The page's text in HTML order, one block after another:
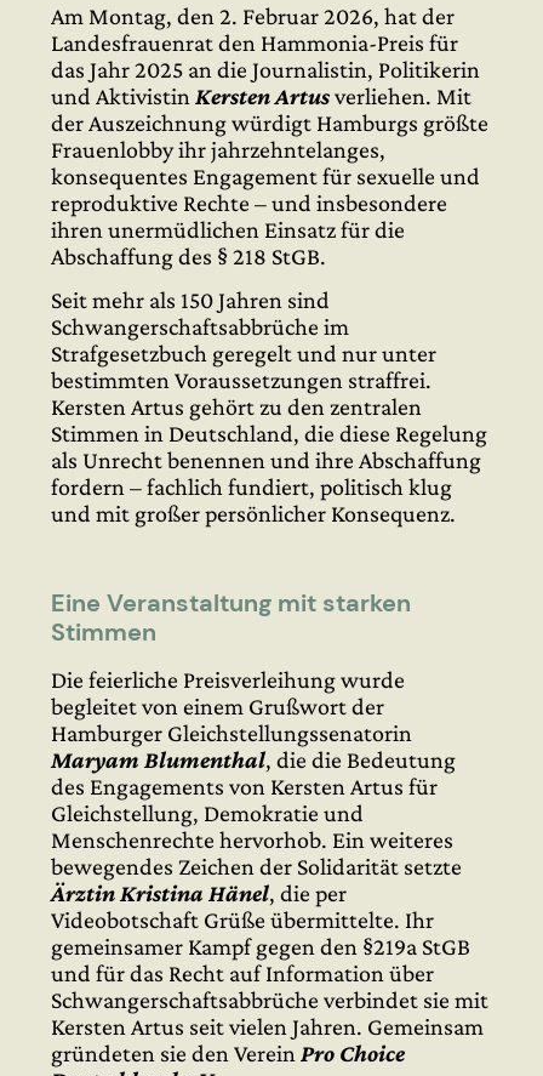
Am Montag, den 2. Februar 2026, hat der
Landesfrauenrat den Hammonia-Preis für
das Jahr 2025 an die Journalistin, Politikerin
und Aktivistin Kersten Artusverliehen. Mit
der Auszeichnung würdigt Hamburgs größte
Frauenlobby ihr jahrzehntelanges,
konsequentes Engagement für sexuelle und
reproduktive Rechte – und insbesondere
ihren unermüdlichen Einsatz für die
Abschaffung des § 218 StGB.
Seit mehr als 150 Jahren sind
Schwangerschaftsabbrüche im
Strafgesetzbuch geregelt und nur unter
bestimmten Voraussetzungen straffrei.
Kersten Artus gehört zu den zentralen
Stimmen in Deutschland, die diese Regelung
als Unrecht benennen und ihre Abschaffung
fordern – fachlich fundiert, politisch klug
und mit großer persönlicher Konsequenz.
Eine Veranstaltung mit starken
Stimmen
Die feierliche Preisverleihung wurde
begleitet von einem Grußwort der
Hamburger Gleichstellungssenatorin
Maryam Blumenthal, die die Bedeutung
des Engagements von Kersten Artus für
Gleichstellung, Demokratie und
Menschenrechte hervorhob. Ein weiteres
bewegendes Zeichen der Solidarität setzte
Ärztin Kristina Hänel, die per
Videobotschaft Grüße übermittelte. Ihr
gemeinsamer Kampf gegen den §219a StGB
und für das Recht auf Information über
Schwangerschaftsabbrüche verbindet sie mit
Kersten Artus seit vielen Jahren. Gemeinsam
gründeten sie den Verein Pro Choice